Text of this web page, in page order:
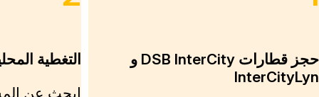
حجز قطارات DSB InterCity و
التغطية
ابحث عن